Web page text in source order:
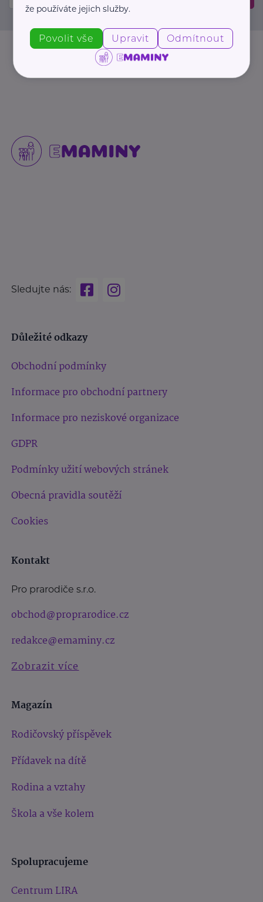
Sledujte nás:
Důležité odkazy
Obchodní podmínky
Informace pro obchodní partnery
Informace pro neziskové organizace
GDPR
Podmínky užití webových stránek
Obecná pravidla soutěží
Cookies
Kontakt
Pro prarodiče s.r.o.
obchod@proprarodice.cz
redakce@emaminy.cz
Zobrazit více
Magazín
Rodičovský příspěvek
Přídavek na dítě
Rodina a vztahy
Škola a vše kolem
Spolupracujeme
Centrum LIRA
že používáte jejich služby.
Povolit vše Upravit Odmítnout